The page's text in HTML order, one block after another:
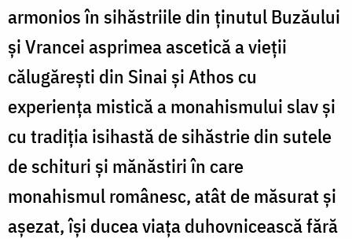
armonios în sihăstriile din ţinutul Buzăului
şi Vrancei asprimea ascetică a vieţii
călugăreşti din Sinai şi Athos cu
experienţa mistică a monahismului slav şi
cu tradiţia isihastă de sihăstrie din sutele
de schituri şi mănăstiri în care
monahismul românesc, atât de măsurat şi
aşezat, îşi ducea viaţa duhovnicească fără